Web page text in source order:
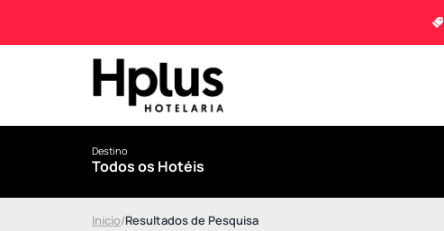
Destino
Todos os Hotéis
Início/Resultados de Pesquisa